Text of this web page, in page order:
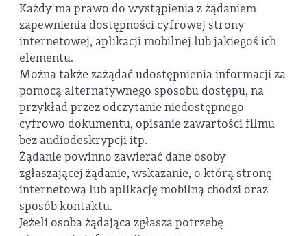
Każdy ma prawo do wystąpienia z żądaniem
zapewnienia dostępności cyfrowej strony
internetowej, aplikacji mobilnej lub jakiegoś ich
elementu.
Można także zażądać udostępnienia informacji za
pomocą alternatywnego sposobu dostępu, na
przykład przez odczytanie niedostępnego
cyfrowo dokumentu, opisanie zawartości filmu
bez audiodeskrypcji itp.
Żądanie powinno zawierać dane osoby
zgłaszającej żądanie, wskazanie, o którą stronę
internetową lub aplikację mobilną chodzi oraz
sposób kontaktu.
Jeżeli osoba żądająca zgłasza potrzebę